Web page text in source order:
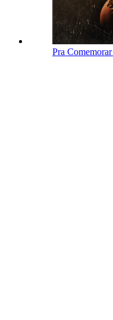
Pra Comemorar